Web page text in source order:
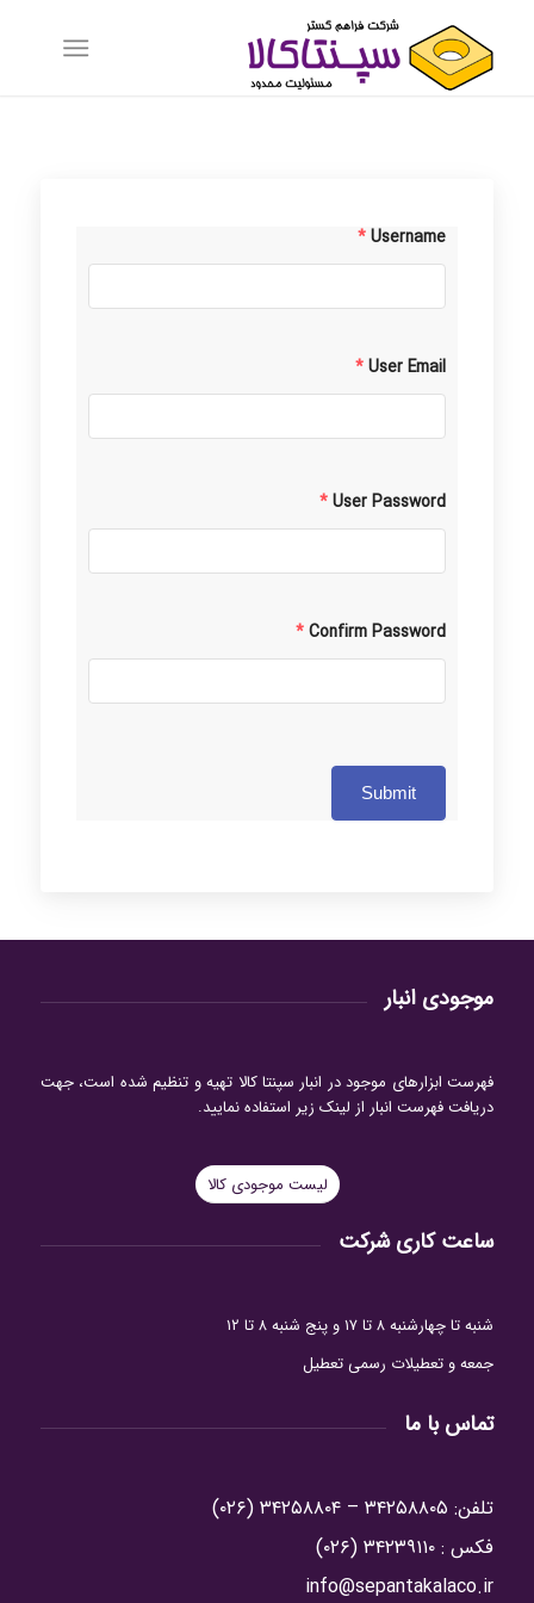
Username
*
User Email
*
User Password
*
Confirm Password
*
Submit
موجودی انبار
فهرست ابزارهای موجود در انبار سپنتا کالا تهیه و تنظیم شده است، جهت
دریافت فهرست انبار از لینک زیر استفاده نمایید.
لیست موجودی کالا
ساعت کاری شرکت
شنبه تا چهارشنبه ۸ تا ۱۷ و پنج شنبه ۸ تا ۱۲
جمعه و تعطیلات رسمی تعطیل
تماس با ما
تلفن: ۳۴۲۵۸۸۰۵ – ۳۴۲۵۸۸۰۴ (۰۲۶)
فکس : ۳۴۲۳۹۱۱۰ (۰۲۶)
info@sepantakalaco.ir